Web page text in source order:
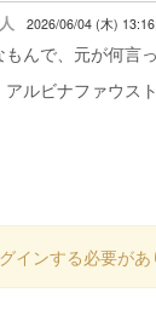
2026/06/04 (木)
もんで、元が何言
アルビナファウス
インする必要があ